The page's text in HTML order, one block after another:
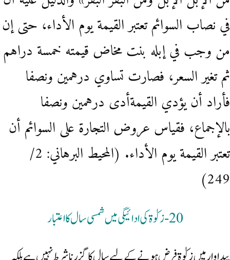
في نصاب السوائم تعتبر القيمة يوم الأداء، حتى إن
من وجب في إبله بنت مخاض قيمته خمسة دراهم
ثم تغير السعر، فصارت تساوي درهمين ونصفا
فأراد أن يؤدي القيمةأدى درهمين ونصفا
بالإجماع، فقياس عروض التجارة على السوائم أن
تعتبر القيمة يوم الأداء. (المحيط البرهاني: 2/
249)
20- زکوٰۃ کی ادائیگی میں شمسی سال کا اعتبار